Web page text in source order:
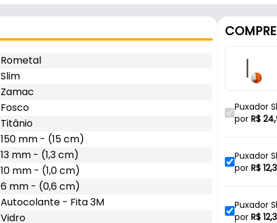
Rometal
Slim
Zamac
Fosco
Titânio
150 mm - (15 cm)
13 mm - (1,3 cm)
10 mm - (1,0 cm)
6 mm - (0,6 cm)
Autocolante - Fita 3M
Vidro
Puxador
Rometal
por R$
Puxador
por R$
Puxador
Vidro
por R$